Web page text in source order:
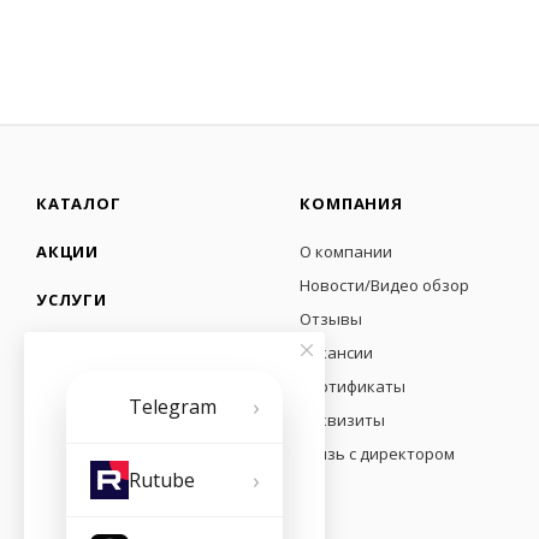
КАТАЛОГ
АКЦИИ
УСЛУГИ
КОМПАНИЯ
О компании
Новости/Видео обзор
Отзывы
Вакансии
Сертификаты
Реквизиты
Связь с директором
Telegram ›
Rutube ›